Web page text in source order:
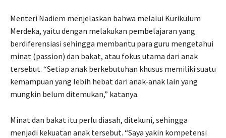
Menteri Nadiem menjelaskan bahwa melalui Kurikulum
Merdeka, yaitu dengan melakukan pembelajaran yang
berdiferensiasi sehingga membantu para guru mengetahui
minat (passion) dan bakat, atau fokus utama dari anak
tersebut. “Setiap anak berkebutuhan khusus memiliki suatu
kemampuan yang lebih hebat dari anak-anak lain yang
mungkin belum ditemukan,” katanya.
Minat dan bakat itu perlu diasah, ditekuni, sehingga
menjadi kekuatan anak tersebut. “Saya yakin kompetensi